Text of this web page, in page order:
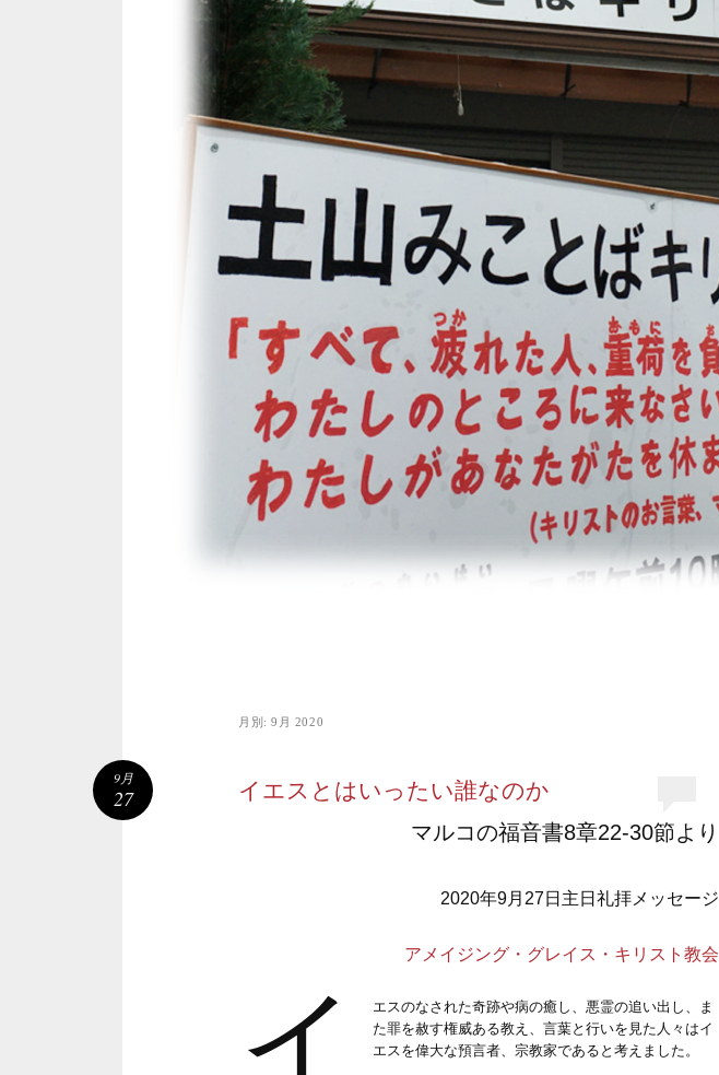
月別:9月 2020
イエスとはいったい誰なのか
マルコの福音書8章22-30節より
2020年9月27日主日礼拝メッセージ
アメイジング・グレイス・キリスト教会
イ
エスのなされた奇跡や病の癒し、悪霊の追い出し、ま
た罪を赦す権威ある教え、言葉と行いを見た人々はイ
エスを偉大な預言者、宗教家であると考えました。
9月
27